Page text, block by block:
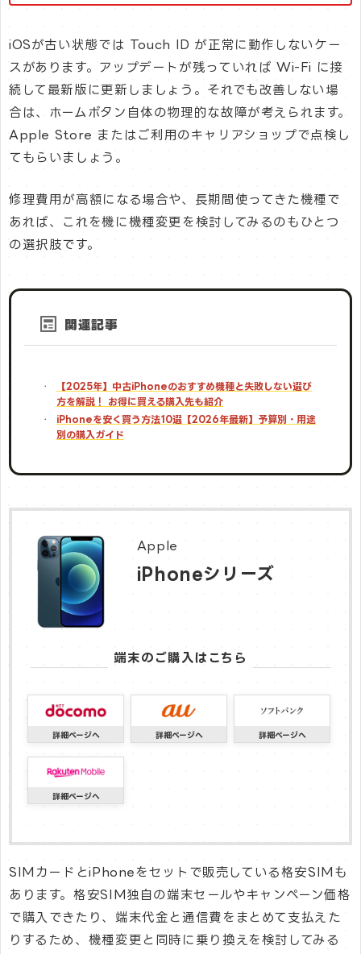
iOSが古い状態では Touch ID が正常に動作しないケー
スがあります。アップデートが残っていれば Wi-Fi に接
続して最新版に更新しましょう。それでも改善しない場
合は、ホームボタン自体の物理的な故障が考えられます。
Apple Store またはご利用のキャリアショップで点検し
てもらいましょう。
修理費用が高額になる場合や、長期間使ってきた機種で
あれば、これを機に機種変更を検討してみるのもひとつ
の選択肢です。
関連記事
【2025年】中古iPhoneのおすすめ機種と失敗しない選び
方を解説！ お得に買える購入先も紹介
iPhoneを安く買う方法10選【2026年最新】予算別・用途
別の購入ガイド
Apple
iPhoneシリーズ
端末のご購入はこちら
SIMカードとiPhoneをセットで販売している格安SIMも
あります。格安SIM独自の端末セールやキャンペーン価格
で購入できたり、端末代金と通信費をまとめて支払えた
りするため、機種変更と同時に乗り換えを検討してみる